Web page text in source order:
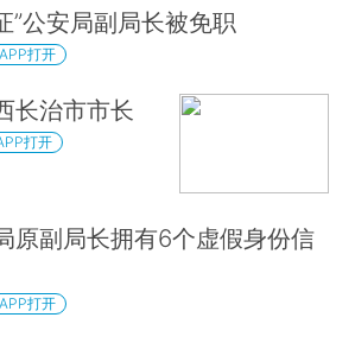
”公安局副局长被免职
APP打开
长治市市长
打开
原副局长拥有6个虚假身份信
APP打开